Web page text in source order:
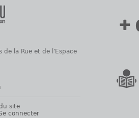
de la Rue et de l'Espace
site
connecter
+